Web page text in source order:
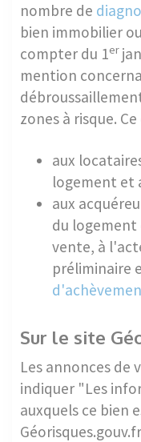
nombre de
bien immobilier
compter du 1er
mention
zones à risque.
aux
logement et
aux
du logement
vente, à
préliminaire
Sur le site
Les annonces
indiquer "Les
auxquels ce bien